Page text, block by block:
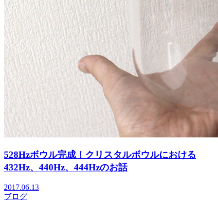
528Hzボウル完成！クリスタルボウルにおける
432Hz、440Hz、444Hzのお話
2017.06.13
ブログ